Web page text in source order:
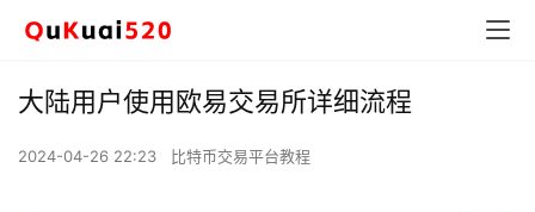
大陆用户使用欧易交易所详细流程
2024-04-26 22:23 比特币交易平台教程